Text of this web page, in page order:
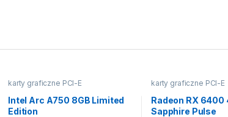
karty graficzne PCI-E
Intel Arc A750 8GB Limited
Edition
karty graficzne PCI-E
Radeon RX 6400
Sapphire Pulse